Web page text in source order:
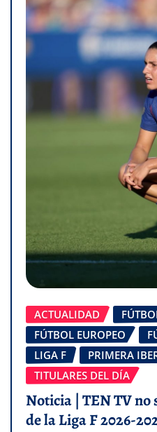
ACTUALIDAD
FÚTBOL EUROPEO
LIGA F
PRIMERA
TITULARES DEL DÍA
Noticia | TEN TV no
de la Liga F 2026-